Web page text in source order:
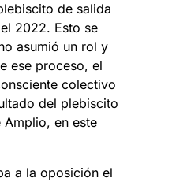
de salida
2022. Esto se
asumió un rol y
ese proceso, el
colectivo
del plebiscito
en este
a la oposición el